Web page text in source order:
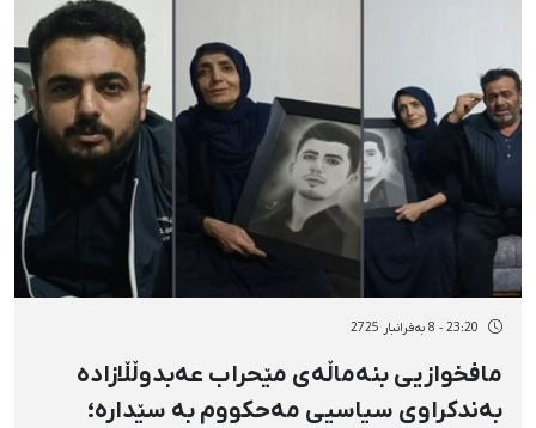
23:20 - 8 بەفرانبار 2725
مافخوازیی بنەماڵەی مێحراب عەبدوڵڵازادە
بەندکراوی سیاسیی مەحکووم بە سێدارە؛